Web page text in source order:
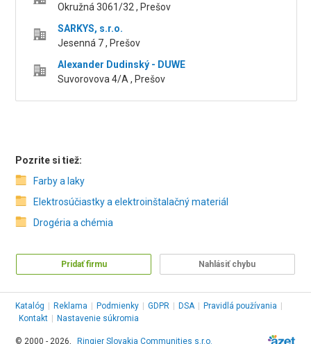
Okružná 3061/32 , Prešov
SARKYS, s.r.o.
Jesenná 7 , Prešov
Alexander Dudinský - DUWE
Suvorovova 4/A , Prešov
Pozrite si tiež:
Farby a laky
Elektrosúčiastky a elektroinštalačný materiál
Drogéria a chémia
Pridať firmu Nahlásiť chybu
Katalóg Reklama Podmienky GDPR DSA Pravidlá používania
Kontakt
Nastavenie súkromia
© 2000 - 2026, Ringier Slovakia Communities s.r.o.